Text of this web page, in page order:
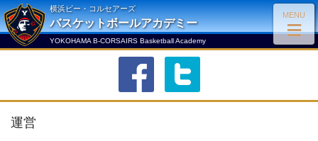
横浜ビー・コルセアーズ
バスケットボールアカデミー
YOKOHAMA B-CORSAIRS Basketball Academy
facebooktwitter
MENU
≡
運営